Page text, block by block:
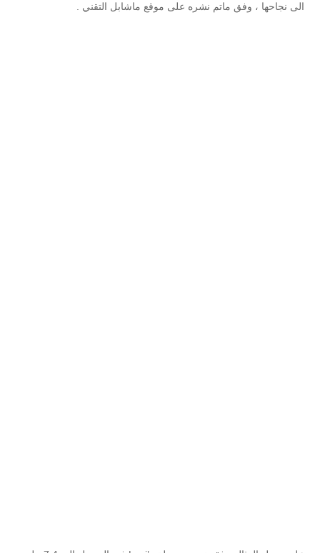
الى نجاحها ، وفق ماتم نشره على موقع ماشابل التقني .